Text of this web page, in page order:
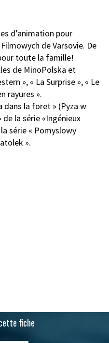
d’animation pour
de Varsovie. De
toute la famille!
de MinoPolska et
», « La Surprise », « Le
rayures ».
dans la foret » (Pyza w
de la série «Ingénieux
série « Pomyslowy
».
fiche